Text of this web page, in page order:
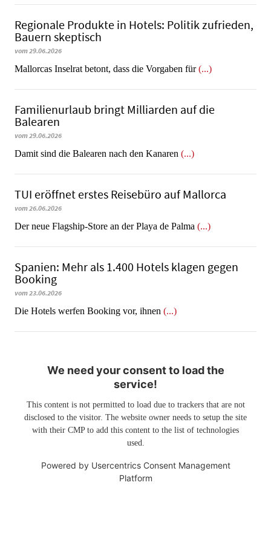
Regionale Produkte in Hotels: Politik zufrieden,
Bauern skeptisch
vom 29.06.2026
Mallorcas Inselrat betont, dass die Vorgaben für(...)
Familienurlaub bringt Milliarden auf die
Balearen
vom 29.06.2026
​​​​​​​Damit sind die Balearen nach den Kanaren (...)
TUI eröffnet erstes Reisebüro auf Mallorca
vom 26.06.2026
Der neue Flagship-Store an der Playa de Palma (...)
Spanien: Mehr als 1.400 Hotels klagen gegen
Booking
vom 23.06.2026
​​​​​​​Die Hotels werfen Booking vor, ihnen (...)
We need your consent to load the
service!
This content is not permitted to load due to trackers that are not
disclosed to the visitor. The website owner needs to setup the site
with their CMP to add this content to the list of technologies
used.
Powered by Usercentrics Consent Management
Platform